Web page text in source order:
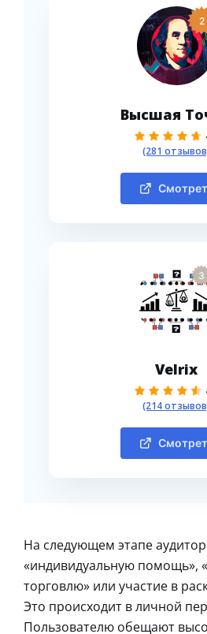
2
Высшая
(281
3
Velrix
(214
На следующем этапе
«индивидуальную помощь»,
торговлю» или участие в
Это происходит в личной
Пользователю обещают